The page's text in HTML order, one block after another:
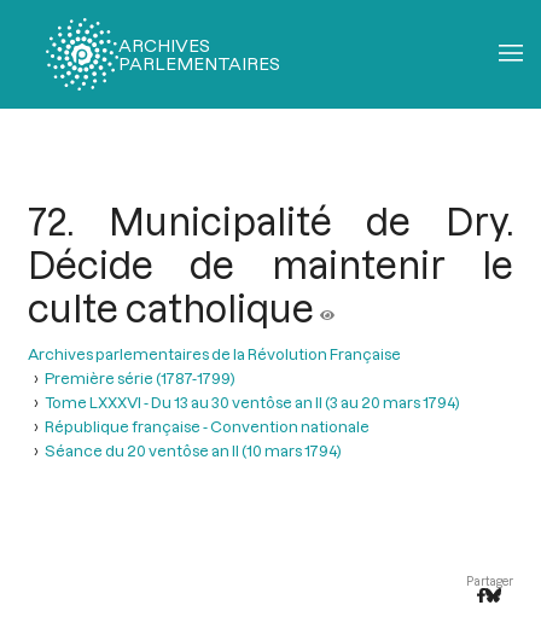
ARCHIVES
PARLEMENTAIRES
72. Municipalité de Dry.
Décide de maintenir le
culte catholique
Archives parlementaires de la Révolution Française
Première série (1787-1799)
Tome LXXXVI - Du 13 au 30 ventôse an II (3 au 20 mars 1794)
République française - Convention nationale
Séance du 20 ventôse an II (10 mars 1794)
Partager